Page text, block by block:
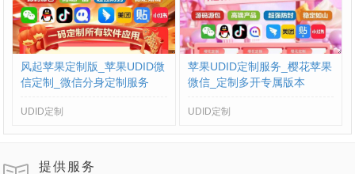
风起苹果定制版_苹果UDID微
信定制_微信分身定制服务
UDID定制
苹果UDID定制服务_樱花苹果
微信_定制多开专属版本
UDID定制
提供服务